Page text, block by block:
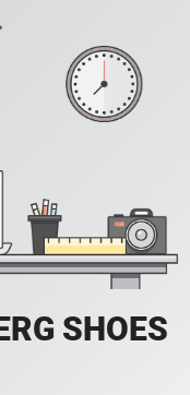
SHOES